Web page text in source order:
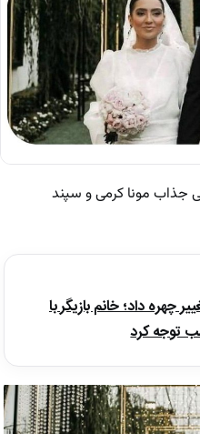
جذاب مونا کرمی و سپند
چهره داد؛ خانم بازیگر با
توجه کرد